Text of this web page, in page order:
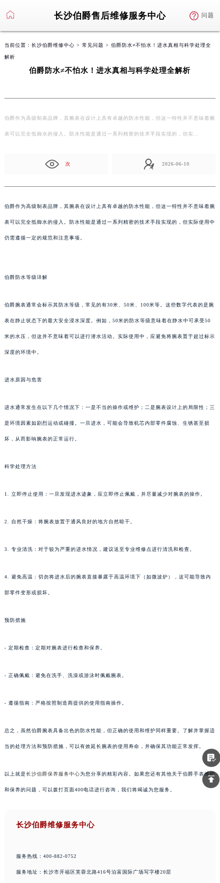
长沙伯爵售后维修服务中心 问题
当前位置： 长沙伯爵维修中心 > 常见问题 > 伯爵防水≠不怕水！进水真相与科学处理全
解析
伯爵防水≠不怕水！进水真相与科学处理全解析
伯爵作为高级制表品牌，其腕表在设计上具有卓越的防水性能，但这一特性并不意味着腕
表可以完全抵御水的侵入。防水性能是通过一系列精密的技术手段实现的，但实…
次 2026-06-10
伯爵作为高级制表品牌，其腕表在设计上具有卓越的防水性能，但这一特性并不意味着腕
表可以完全抵御水的侵入。防水性能是通过一系列精密的技术手段实现的，但实际使用中
仍需遵循一定的规范和注意事项。
伯爵防水等级详解
伯爵腕表通常会标示其防水等级，常见的有30米、50米、100米等。这些数字代表的是腕
表在静止状态下的最大安全浸水深度。例如，50米的防水等级意味着在静水中可承受50
米的水压，但这并不意味着可以进行潜水活动。实际使用中，应避免将腕表置于超过标示
深度的环境中。
进水原因与危害
进水通常发生在以下几个情况下：一是不当的操作或维护；二是腕表设计上的局限性；三
是环境因素如剧烈运动或碰撞。一旦进水，可能会导致机芯内部零件腐蚀、生锈甚至损
坏，从而影响腕表的正常运行。
科学处理方法
1. 立即停止使用：一旦发现进水迹象，应立即停止佩戴，并尽量减少对腕表的操作。
2. 自然干燥：将腕表放置于通风良好的地方自然晾干。
3. 专业清洗：对于较为严重的进水情况，建议送至专业维修点进行清洗和检查。
4. 避免高温：切勿将进水后的腕表直接暴露于高温环境下（如微波炉），这可能导致内
部零件变形或损坏。
预防措施
- 定期检查：定期对腕表进行检查和保养。
- 正确佩戴：避免在洗手、洗澡或游泳时佩戴腕表。
- 遵循指南：严格按照制造商提供的使用指南操作。
总之，虽然伯爵腕表具备出色的防水性能，但正确的使用和维护同样重要。了解并掌握适
当的处理方法和预防措施，可以有效延长腕表的使用寿命，并确保其功能正常发挥。
以上就是长沙伯爵保养服务中心为您分享的精彩内容。如果您还有其他关于伯爵手表维护
和保养的问题，可以拨打页面400电话进行咨询，我们将竭诚为您服务。
长沙伯爵维修服务中心
服务热线：400-882-0752
服务地址：长沙市开福区芙蓉北路416号泊富国际广场写字楼20层